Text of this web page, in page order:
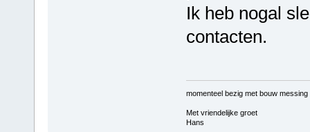
Ik heb nogal
contacten.
momenteel bezig met bouw
Met vriendelijke groet
Hans